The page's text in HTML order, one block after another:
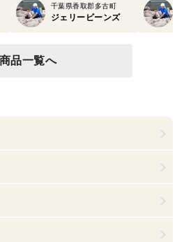
千葉県香取郡多古町
ジェリービーンズ
商品一覧へ